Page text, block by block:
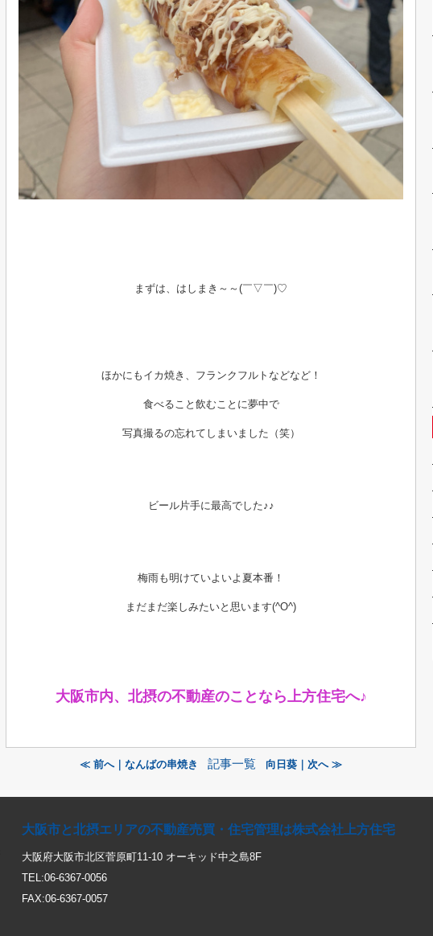
まずは、はしまき～～(￣▽￣)♡
ほかにもイカ焼き、フランクフルトなどなど！
食べること飲むことに夢中で
写真撮るの忘れてしまいました（笑）
ビール片手に最高でした♪♪
梅雨も明けていよいよ夏本番！
まだまだ楽しみたいと思います(^O^)
大阪市内、北摂の不動産のことなら上方住宅へ♪
≪ 前へ｜なんばの串焼き 記事一覧 向日葵｜次へ ≫
大阪市と北摂エリアの不動産売買・住宅管理は株式会社上方住宅
大阪府大阪市北区菅原町11-10 オーキッド中之島8F
TEL:06-6367-0056
FAX:06-6367-0057